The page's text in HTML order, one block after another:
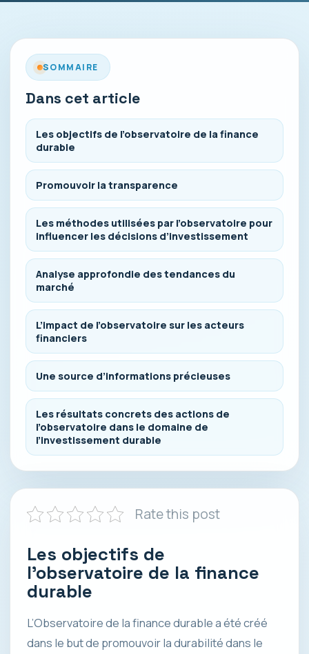
SOMMAIRE
Dans cet article
Les objectifs de l’observatoire de la finance
durable
Promouvoir la transparence
Les méthodes utilisées par l’observatoire pour
influencer les décisions d’investissement
Analyse approfondie des tendances du
marché
L’impact de l’observatoire sur les acteurs
financiers
Une source d’informations précieuses
Les résultats concrets des actions de
l’observatoire dans le domaine de
l’investissement durable
Rate this post
Les objectifs de
l’observatoire de la finance
durable
L’Observatoire de la finance durable a été créé
dans le but de promouvoir la durabilité dans le